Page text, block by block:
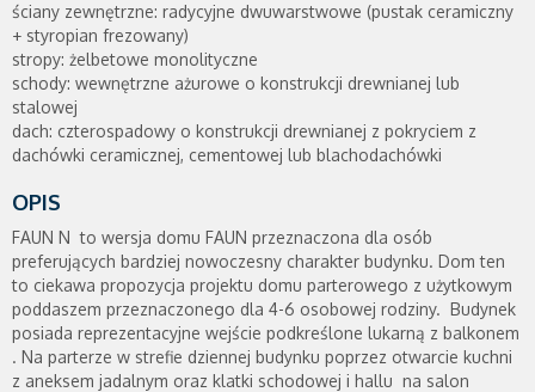
ściany zewnętrzne: radycyjne dwuwarstwowe (pustak ceramiczny
+ styropian frezowany)
stropy: żelbetowe monolityczne
schody: wewnętrzne ażurowe o konstrukcji drewnianej lub
stalowej
dach: czterospadowy o konstrukcji drewnianej z pokryciem z
dachówki ceramicznej, cementowej lub blachodachówki
OPIS
FAUN N to wersja domu FAUN przeznaczona dla osób
preferujących bardziej nowoczesny charakter budynku. Dom ten
to ciekawa propozycja projektu domu parterowego z użytkowym
poddaszem przeznaczonego dla 4-6 osobowej rodziny. Budynek
posiada reprezentacyjne wejście podkreślone lukarną z balkonem
. Na parterze w strefie dziennej budynku poprzez otwarcie kuchni
z aneksem jadalnym oraz klatki schodowej i hallu na salon